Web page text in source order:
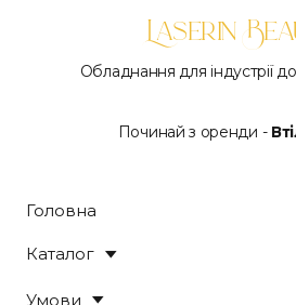
Laserin
Обладнання для індустрії
Починай з оренди -
Головна
Каталог
Умови